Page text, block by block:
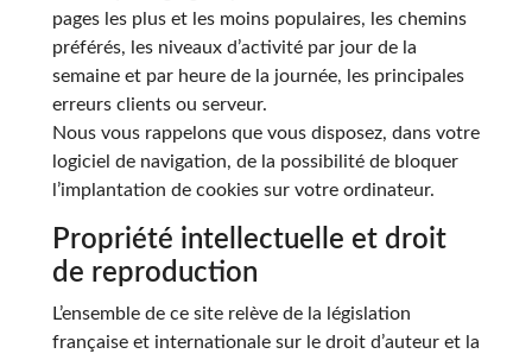
pages les plus et les moins populaires, les chemins
préférés, les niveaux d’activité par jour de la
semaine et par heure de la journée, les principales
erreurs clients ou serveur.
Nous vous rappelons que vous disposez, dans votre
logiciel de navigation, de la possibilité de bloquer
l’implantation de cookies sur votre ordinateur.
Propriété intellectuelle et droit
de reproduction
L’ensemble de ce site relève de la législation
française et internationale sur le droit d’auteur et la